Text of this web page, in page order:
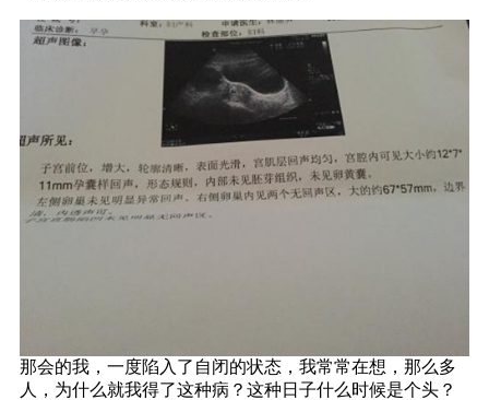
那会的我，一度陷入了自闭的状态，我常常在想，那么多
人，为什么就我得了这种病？这种日子什么时候是个头？